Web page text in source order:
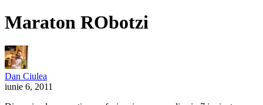
Maraton RObotzi
Dan Ciulea
iunie 6, 2011